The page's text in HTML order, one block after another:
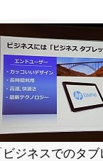
ビジネスでのタ